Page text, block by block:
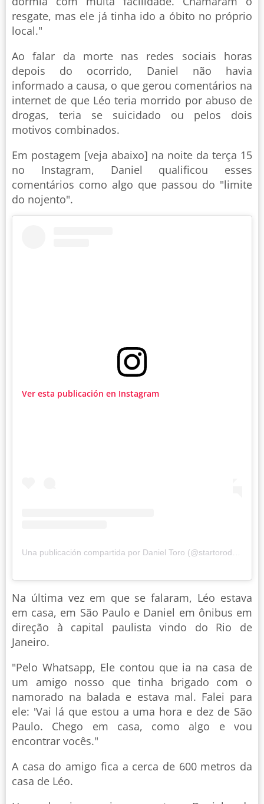
resgate, mas ele já tinha ido a óbito no próprio
local."
Ao falar da morte nas redes sociais horas
depois do ocorrido, Daniel não havia
informado a causa, o que gerou comentários na
internet de que Léo teria morrido por abuso de
drogas, teria se suicidado ou pelos dois
motivos combinados.
Em postagem [veja abaixo] na noite da terça 15
no Instagram, Daniel qualificou esses
comentários como algo que passou do "limite
do nojento".
Ver esta publicación en Instagram
Na última vez em que se falaram, Léo estava
em casa, em São Paulo e Daniel em ônibus em
direção à capital paulista vindo do Rio de
Janeiro.
"Pelo Whatsapp, Ele contou que ia na casa de
um amigo nosso que tinha brigado com o
namorado na balada e estava mal. Falei para
ele: 'Vai lá que estou a uma hora e dez de São
Paulo. Chego em casa, como algo e vou
encontrar vocês."
A casa do amigo fica a cerca de 600 metros da
casa de Léo.